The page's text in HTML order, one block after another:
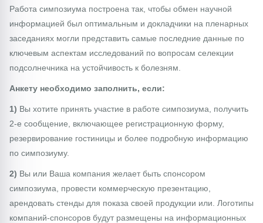
Работа симпозиума построена так, чтобы обмен научной
информацией был оптимальным и докладчики на пленарных
заседаниях могли представить самые последние данные по
ключевым аспектам исследований по вопросам селекции
подсолнечника на устойчивость к болезням.
Анкету необходимо заполнить, если:
1) Вы хотите принять участие в работе симпозиума, получить
2-е сообщение, включающее регистрационную форму,
резервирование гостиницы и более подробную информацию
по симпозиуму.
2) Вы или Ваша компания желает быть спонсором
симпозиума, провести коммерческую презентацию,
арендовать стенды для показа своей продукции или. Логотипы
компаний-спонсоров будут размещены на информационных